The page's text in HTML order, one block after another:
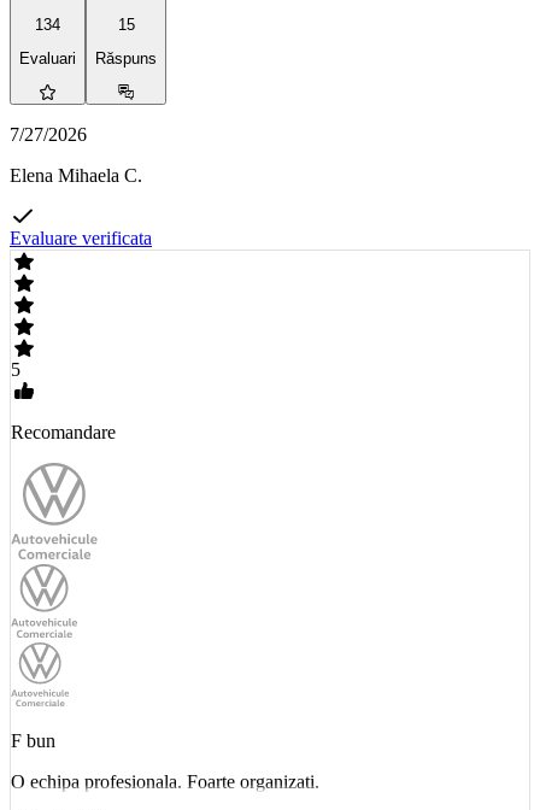
134
Evaluari
15
Răspuns
7/27/2026
Elena Mihaela C.
Evaluare verificata
5
Recomandare
F bun
O echipa profesionala. Foarte organizati.